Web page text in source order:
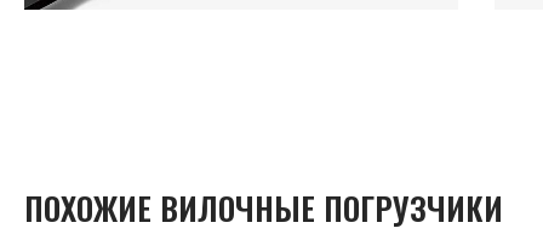
ПОХОЖИЕ ВИЛОЧНЫЕ ПОГРУЗЧИКИ